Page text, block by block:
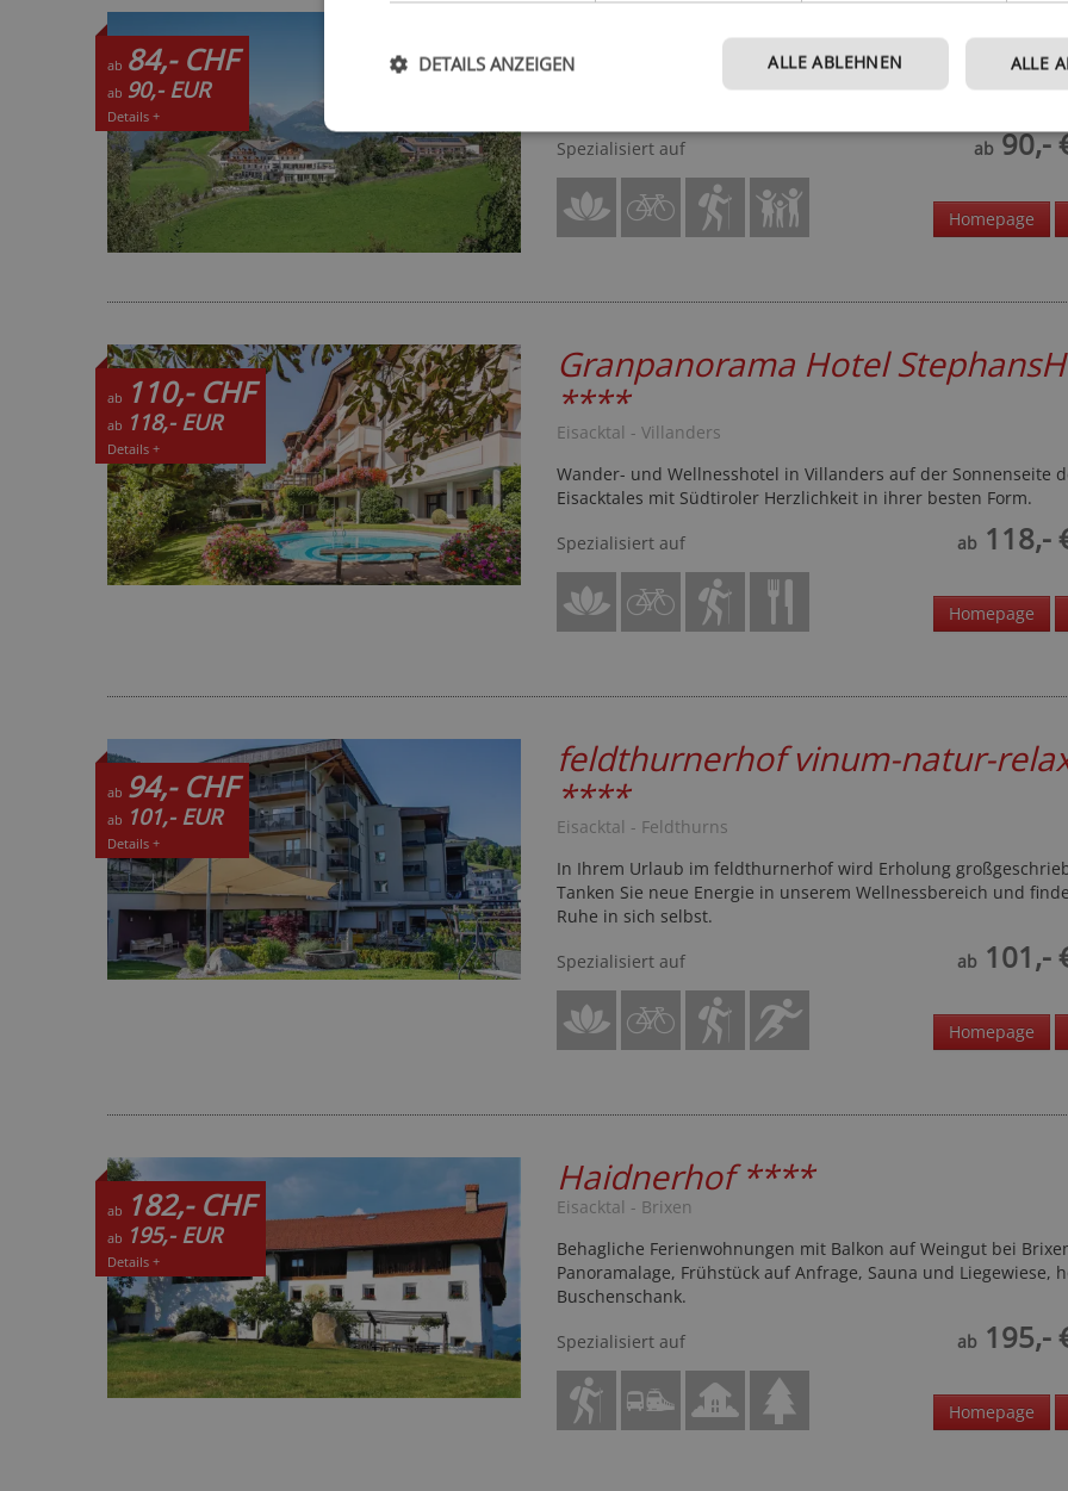
ab 84,- CHF
ab 90,- EUR
Details +
Hotel Torgglerhof***S
Eisacktal - Brixen
Spezialisiert auf
ab90,-
Homepage
ab 110,- CHF
ab 118,- EUR
Details +
Granpanorama Hotel
****
Eisacktal - Villanders
Wander- und Wellnesshotel in Villanders auf der Sonnenseite
Eisacktales mit Südtiroler Herzlichkeit in ihrer besten Form.
Spezialisiert auf
ab118,-
Homepage
ab 94,- CHF
ab 101,- EUR
Details +
feldthurnerhof vinum-natur-
****
Eisacktal - Feldthurns
In Ihrem Urlaub im feldthurnerhof wird Erholung
Tanken Sie neue Energie in unserem Wellnessbereich und
Ruhe in sich selbst.
Spezialisiert auf
ab101,-
Homepage
ab 182,- CHF
ab 195,- EUR
Details +
Haidnerhof****
Eisacktal - Brixen
Behagliche Ferienwohnungen mit Balkon auf Weingut bei
Panoramalage, Frühstück auf Anfrage, Sauna und Liegewiese,
Buschenschank.
Spezialisiert auf
ab195,-
Homepage
ALLE
ALLE ABLEHNEN
DETAILS ANZEIGEN